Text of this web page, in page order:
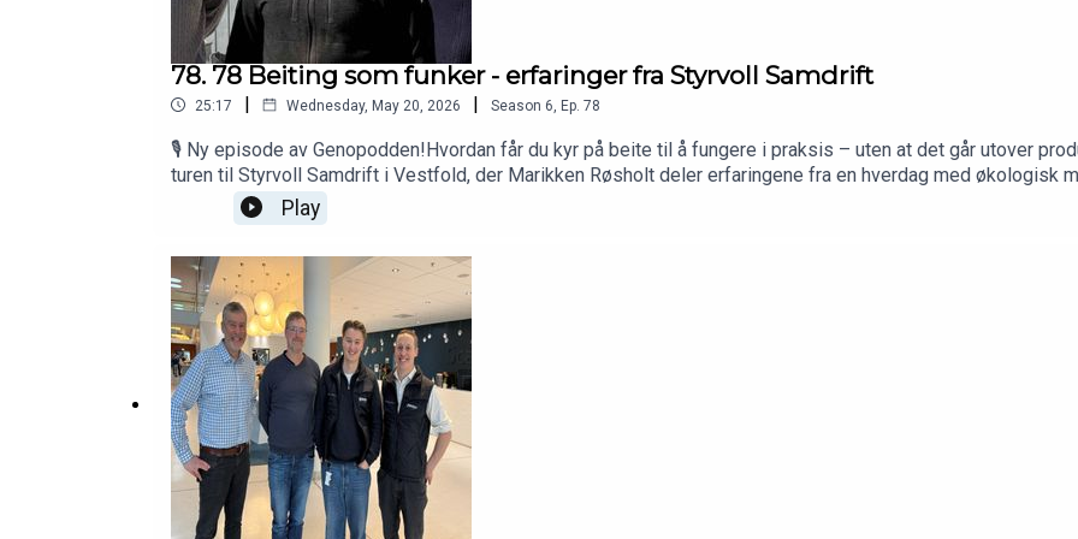
78. 78 Beiting som funker - erfaringer fra Styrvoll Samdrift
25:17 | Wednesday, May 20, 2026 | Season 6 Ep. 78
🎙️ Ny episode av Genopodden!Hvordan får du kyr på beite til å fungere i praksis – uten at det går utover
turen til Styrvoll Samdrift i Vestfold, der Marikken Røsholt deler erfaringene fra en hverdag med økologisk
der beite er en viktig del av fôrgrunnlaget – ikke bare en «luftetur».Her får du høre hvordan de har tilrettelagt
melkeroboten effektivt, hvorfor de har valgt å «lære opp» kvigene gjennom egne beitekurs, og hvordan
episoden nå og bli inspirert!
Play